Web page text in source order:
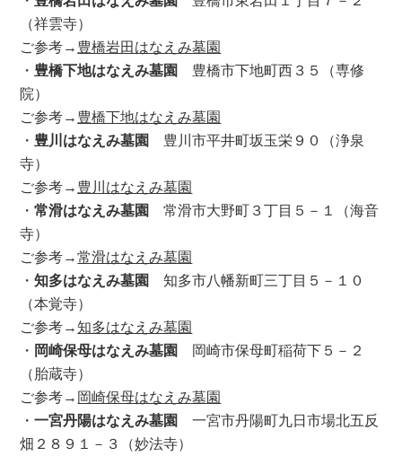
（祥雲寺）
ご参考→ 豊橋岩田はなえみ墓園
・ 豊橋下地はなえみ墓園 豊橋市下地町西３５（専修
院）
ご参考→ 豊橋下地はなえみ墓園
・ 豊川はなえみ墓園 豊川市平井町坂玉栄９０（浄泉
寺）
ご参考→ 豊川はなえみ墓園
・常滑はなえみ墓園 常滑市大野町３丁目５－１（海音
寺）
ご参考→常滑はなえみ墓園
・知多はなえみ墓園 知多市八幡新町三丁目５－１０
（本覚寺）
ご参考→知多はなえみ墓園
・ 岡崎保母はなえみ墓園 岡崎市保母町稲荷下５－２
（胎蔵寺）
ご参考→ 岡崎保母はなえみ墓園
・一宮丹陽はなえみ墓園 一宮市丹陽町九日市場北五反
畑２８９１－３（妙法寺）